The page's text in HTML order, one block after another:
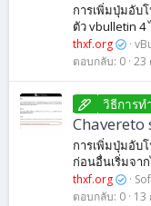
การเพิ่มปุ่มอับ
ตัว vbulletin 4
ในวงกลมไว้จ
ท่านใช้งาน...
thxf.org
ตอบกลับ 0 23
วิธีการทํ
การเพิ่มปุ่มอับ
ก่อนอื่นเริ่มจา
ที่เวบของท่าน
ftp ก็ได้โดยเปิ
thxf.org
ตอบกลับ 0 13